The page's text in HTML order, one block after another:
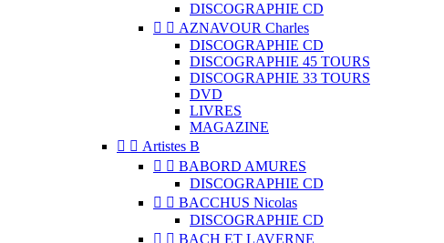
DISCOGRAPHIE CD
  AZNAVOUR Charles
DISCOGRAPHIE CD
DISCOGRAPHIE 45 TOURS
DISCOGRAPHIE 33 TOURS
DVD
LIVRES
MAGAZINE
  Artistes B
  BABORD AMURES
DISCOGRAPHIE CD
  BACCHUS Nicolas
DISCOGRAPHIE CD
  BACH ET LAVERNE